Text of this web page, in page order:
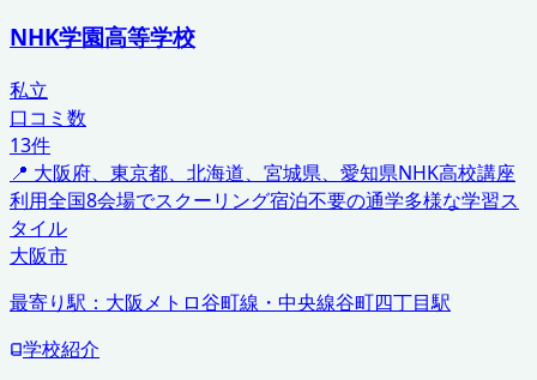
NHK学園高等学校
私立
口コミ数
13件
📍 大阪府、東京都、北海道、宮城県、愛知県NHK高校講座
利用全国8会場でスクーリング宿泊不要の通学多様な学習ス
タイル
大阪市
最寄り駅： 大阪メトロ谷町線・中央線谷町四丁目駅
学校紹介